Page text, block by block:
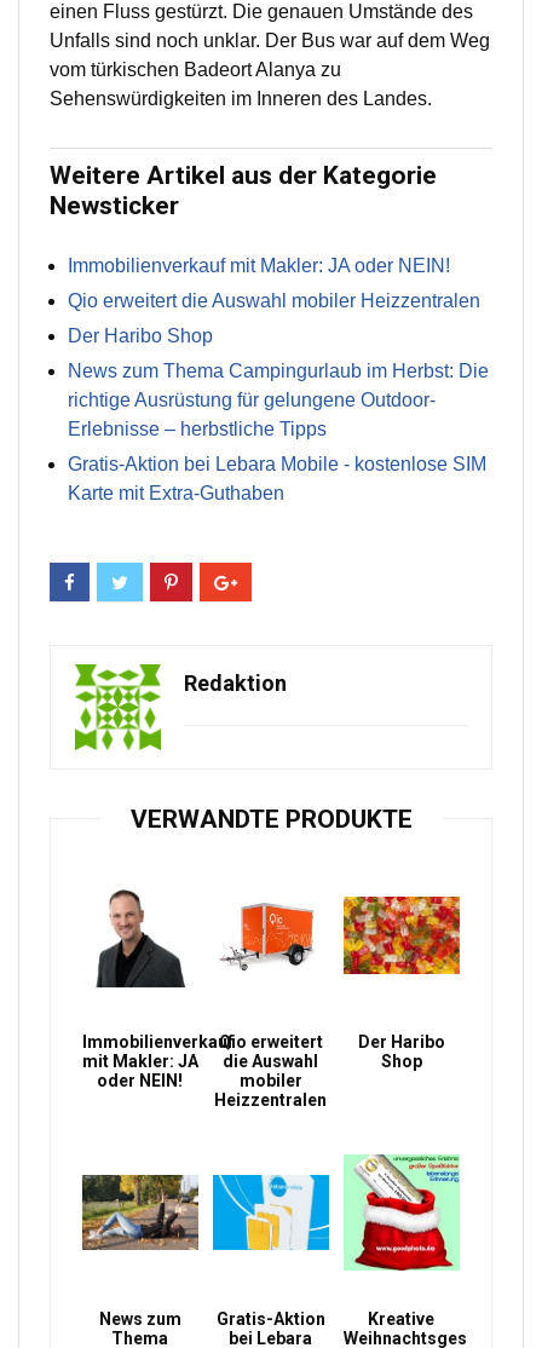
einen Fluss gestürzt. Die genauen Umstände des
Unfalls sind noch unklar. Der Bus war auf dem Weg
vom türkischen Badeort Alanya zu
Sehenswürdigkeiten im Inneren des Landes.
Weitere Artikel aus der Kategorie
Newsticker
Immobilienverkauf mit Makler: JA oder NEIN!
Qio erweitert die Auswahl mobiler Heizzentralen
Der Haribo Shop
News zum Thema Campingurlaub im Herbst: Die
richtige Ausrüstung für gelungene Outdoor-
Erlebnisse – herbstliche Tipps
Gratis-Aktion bei Lebara Mobile - kostenlose SIM
Karte mit Extra-Guthaben
Redaktion
VERWANDTE PRODUKTE
Immobilienverkauf
mit Makler: JA
oder NEIN!
Qio erweitert
die Auswahl
mobiler
Heizzentralen
Der Haribo
Shop
News zum
Thema
Gratis-Aktion
bei Lebara
Kreative
Weihnachtsgeschenke